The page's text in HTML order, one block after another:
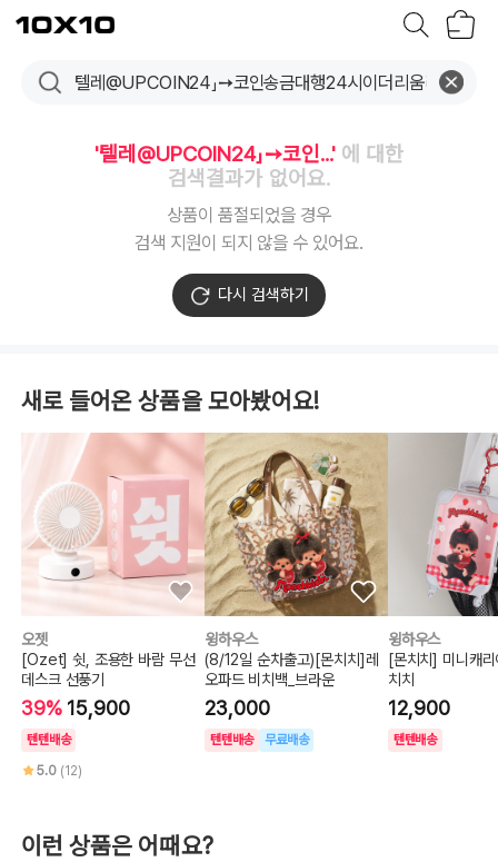
텐
바
'텔레@UPCOIN24」➙코인...'에 대한
검색결과가 없어요.
상품이 품절되었을 경우
검색 지원이 되지 않을 수 있어요.
다시 검색하기
새로 들어온 상품을 모아봤어요!
오젯
[Ozet] 쉿, 조용한 바람 무선
데스크 선풍기
39% 15,900
텐텐배송
5.0 (12)
윙하우스
(8/12일 순차출고)[몬치치]레
오파드 비치백_브라운
23,000
텐텐배송 무료배송
윙하우스
[몬치치] 미니캐리
치치
12,900
텐텐배송
이런 상품은 어때요?